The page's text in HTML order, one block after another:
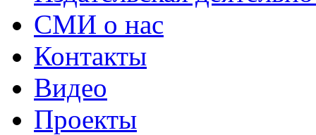
СМИ о нас
Контакты
Видео
Проекты